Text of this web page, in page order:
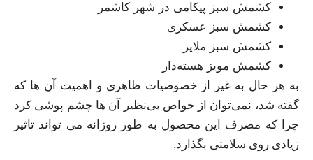
کشمش سبز پیکامی در شهر کاشمر
کشمش سبز عسکری
کشمش سبز ملایر
کشمش مویز هسته‌دار
به هر حال به غیر از خصوصیات ظاهری و اهمیت آن ها که
گفته شد، نمی‌توان از خواص بی‌نظیر آن ها چشم پوشی کرد
چرا که مصرف این محصول به طور روزانه می‌ تواند تاثیر
زیادی روی سلامتی بگذارد.